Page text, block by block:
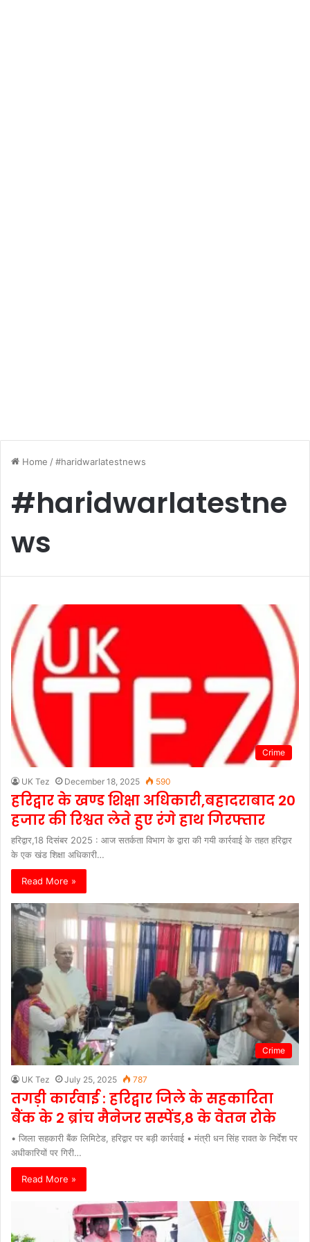
Home /#haridwarlatestnews
#haridwarlatestne
ws
Crime
UK Tez December 18, 2025 590
हरिद्वार के खण्ड शिक्षा अधिकारी,बहादराबाद 20
हजार की रिश्वत लेते हुए रंगे हाथ गिरफ्तार
हरिद्वार,18 दिसंबर 2025 : आज सतर्कता विभाग के द्वारा की गयी कार्रवाई के तहत हरिद्वार
के एक खंड शिक्षा अधिकारी…
Read More »
Crime
UK Tez July 25, 2025 787
तगड़ी कार्रवाई : हरिद्वार जिले के सहकारिता
बैंक के 2 ब्रांच मैनेजर सस्पेंड,8 के वेतन रोके
• जिला सहकारी बैंक लिमिटेड, हरिद्वार पर बड़ी कार्रवाई • मंत्री धन सिंह रावत के निर्देश पर
अधीकारियों पर गिरी…
Read More »